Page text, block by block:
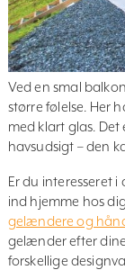
Ved en smal
større følelse. Her
med klart glas.
havsudsigt – den
Er du interesseret
ind hjemme hos
gelændere og
gelænder efter
forskellige